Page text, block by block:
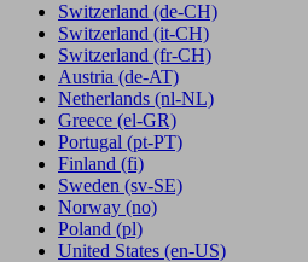
Switzerland (de-CH)
Switzerland (it-CH)
Switzerland (fr-CH)
Austria (de-AT)
Netherlands (nl-NL)
Greece (el-GR)
Portugal (pt-PT)
Finland (fi)
Sweden (sv-SE)
Norway (no)
Poland (pl)
United States (en-US)